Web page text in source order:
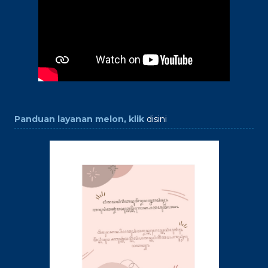
Panduan layanan melon, klik disini